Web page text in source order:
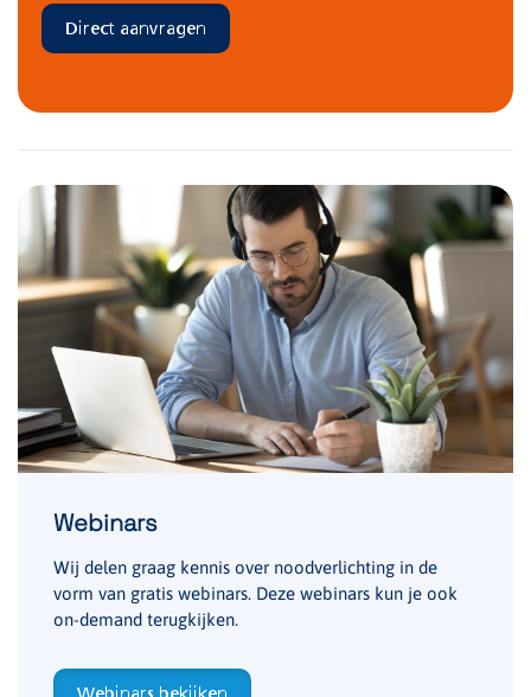
Direct aanvragen
Webinars
Wij delen graag kennis over noodverlichting in de
vorm van gratis webinars. Deze webinars kun je ook
on-demand terugkijken.